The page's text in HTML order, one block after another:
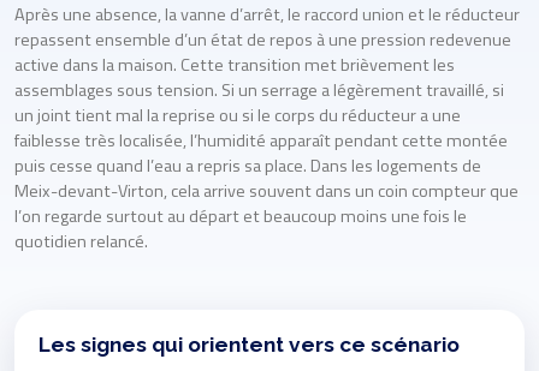
Après une absence, la vanne d’arrêt, le raccord union et le réducteur
repassent ensemble d’un état de repos à une pression redevenue
active dans la maison. Cette transition met brièvement les
assemblages sous tension. Si un serrage a légèrement travaillé, si
un joint tient mal la reprise ou si le corps du réducteur a une
faiblesse très localisée, l’humidité apparaît pendant cette montée
puis cesse quand l’eau a repris sa place. Dans les logements de
Meix-devant-Virton, cela arrive souvent dans un coin compteur que
l’on regarde surtout au départ et beaucoup moins une fois le
quotidien relancé.
Les signes qui orientent vers ce scénario